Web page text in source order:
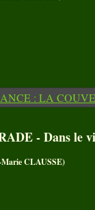
- Dans le
CLAUSSE)